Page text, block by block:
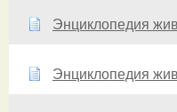
Энциклопедия
Энциклопедия